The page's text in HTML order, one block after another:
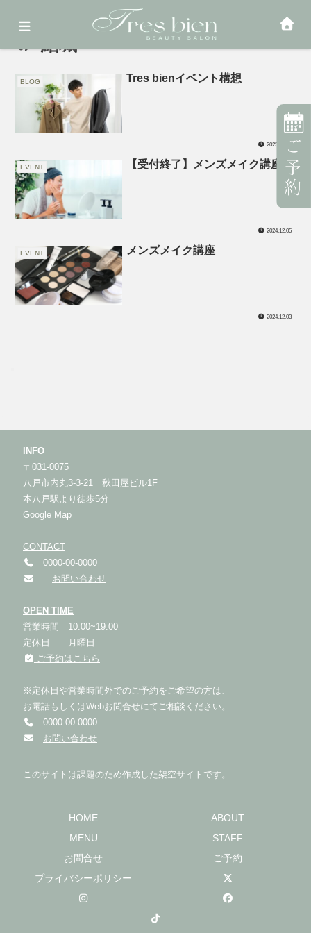
結城
BLOG Tres bienイベント構想
2025.01.28
EVENT 【受付終了】メンズメイク講座
2024.12.05
EVENT メンズメイク講座
2024.12.03
INFO
〒031-0075
八戸市内丸3-3-21 秋田屋ビル1F
本八戸駅より徒歩5分
Google Map
CONTACT
0000-00-0000
お問い合わせ
OPEN TIME
営業時間 10:00~19:00
定休日 月曜日
ご予約はこちら
※定休日や営業時間外でのご予約をご希望の方は、
お電話もしくはWebお問合せにてご相談ください。
0000-00-0000
お問い合わせ
このサイトは課題のため作成した架空サイトです。
HOME
ABOUT
MENU
STAFF
お問合せ
ご予約
プライバシーポリシー